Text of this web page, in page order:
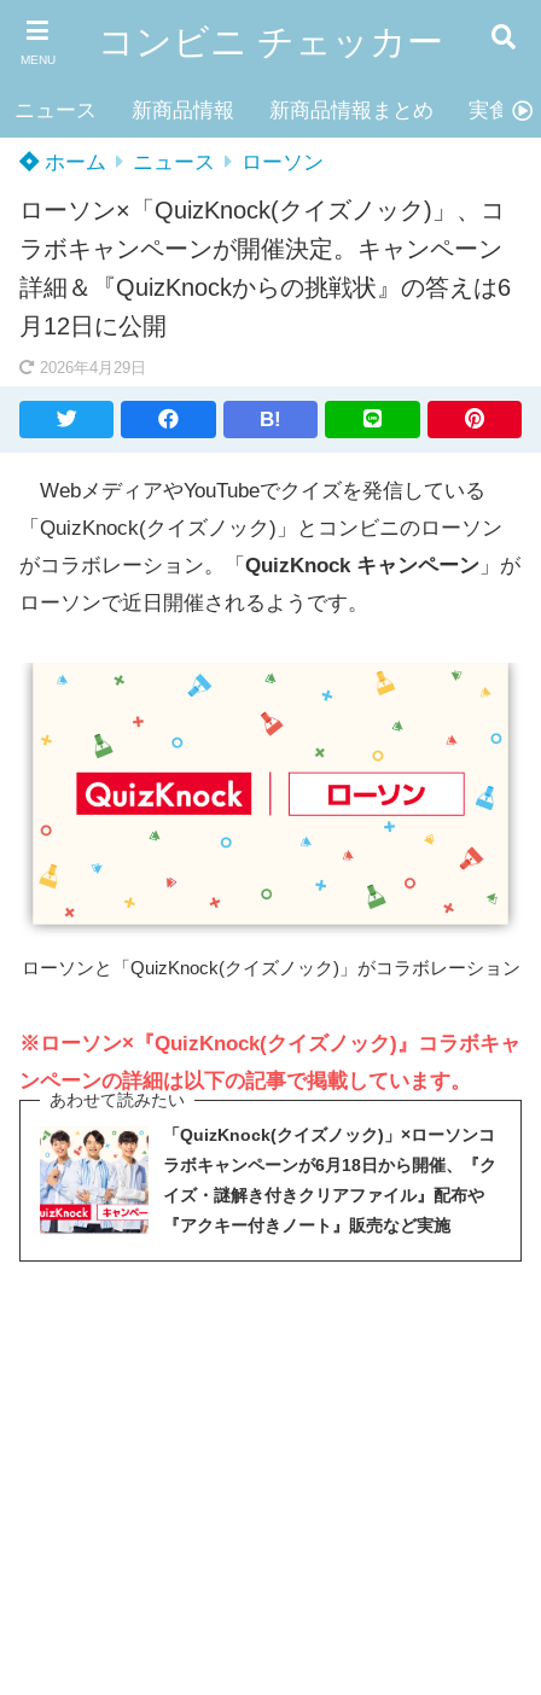
MENU コンビニ チェッカー
ニュース 新商品情報 新商品情報まとめ 実食レ
ホーム ニュース ローソン
ローソン×「QuizKnock(クイズノック)」、コ
ラボキャンペーンが開催決定。キャンペーン
詳細＆『QuizKnockからの挑戦状』の答えは6
月12日に公開
2026年4月29日
B!
WebメディアやYouTubeでクイズを発信している
「QuizKnock(クイズノック)」とコンビニのローソン
がコラボレーション。「 QuizKnock キャンペーン 」が
ローソンで近日開催されるようです。
ローソンと「QuizKnock(クイズノック)」がコラボレーション
※ローソン×『QuizKnock(クイズノック)』コラボキャ
ンペーンの詳細は以下の記事で掲載しています。
「QuizKnock(クイズノック)」×ローソンコ
ラボキャンペーンが6月18日から開催、『ク
イズ・謎解き付きクリアファイル』配布や
『アクキー付きノート』販売など実施